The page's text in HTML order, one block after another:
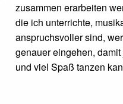
zusammen erarbeiten
die ich unterrichte,
anspruchsvoller sind,
genauer eingehen,
und viel Spaß tanzen